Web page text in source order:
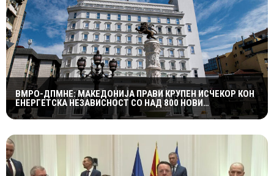
ВМРО-ДПМНЕ: МАКЕДОНИЈА ПРАВИ КРУПЕН ИСЧЕКОР КОН
ЕНЕРГЕТСКА НЕЗАВИСНОСТ СО НАД 800 НОВИ
ИНИЦИЈАТИВИ ЗА ПРОЕКТИ ВО ОБНОВЛИВИ ИЗВОРИ НА
ЕНЕРГИЈА